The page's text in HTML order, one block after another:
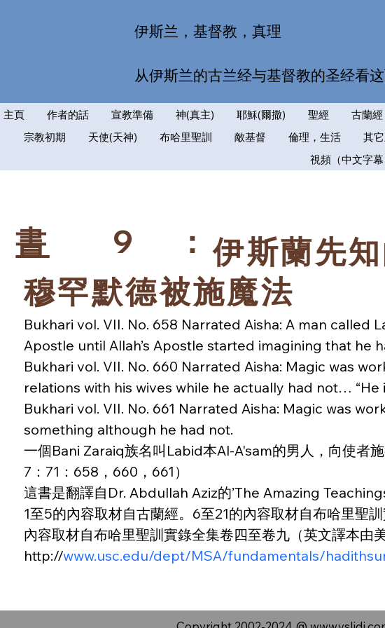
伊斯兰，基督教，真理
从伊斯兰的古兰经与基督教的圣经看
主頁 作者的話 宣教準備 神(真主) 耶穌(爾撒) 聖經 古蘭經
宗教初期
天使(天神) 布哈里聖訓 敵基督 倫理，生活 其
視頻（中文字
穆罕默德被施魔法
伊斯蘭先
書
Bukhari vol. VII. No. 658 Narrated Aisha: A man called
Apostle until Allah’s Apostle started imagining that he
Bukhari vol. VII. No. 660 Narrated Aisha: Magic was
relations with his wives while he actually had not…
Bukhari vol. VII. No. 661 Narrated Aisha: Magic was
something although he had not.
一個Bani Zaraiq族名叫Labid本Al-A'sam的男人，向使者
7：71：658，660，661）
這書是翻譯自Dr. Abdullah Aziz的’The Amazing
1至5的內容取材自古蘭經。6至21的內容取材自布哈里聖
內容取材自布哈里聖訓實錄全集卷四至卷九（英文譯本由
http://www.usc.edu/dept/MSA/fundamentals/
9 ：